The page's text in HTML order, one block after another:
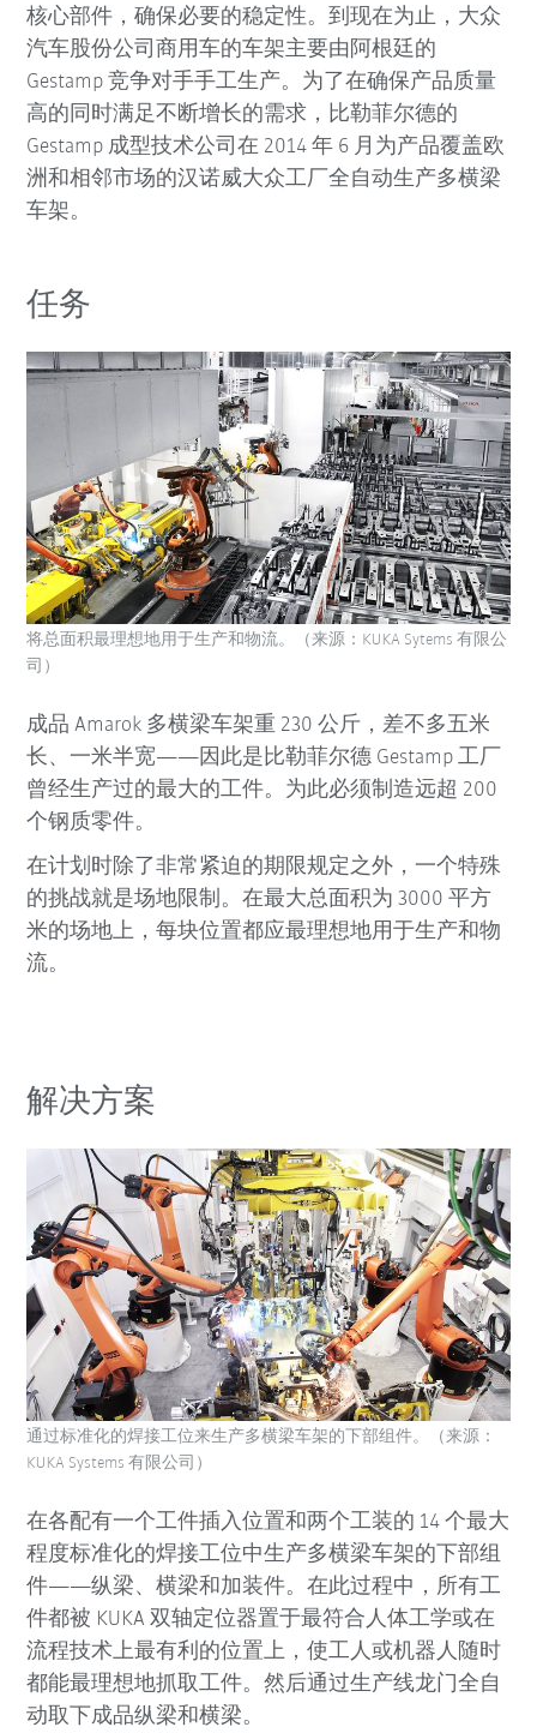
核心部件，确保必要的稳定性。到现在为止，大众
汽车股份公司商用车的车架主要由阿根廷的
Gestamp 竞争对手手工生产。为了在确保产品质量
高的同时满足不断增长的需求，比勒菲尔德的
Gestamp 成型技术公司在 2014 年 6 月为产品覆盖欧
洲和相邻市场的汉诺威大众工厂全自动生产多横梁
车架。
任务
成品 Amarok 多横梁车架重 230 公斤，差不多五米
长、一米半宽——因此是比勒菲尔德 Gestamp 工厂
曾经生产过的最大的工件。为此必须制造远超 200
个钢质零件。
在计划时除了非常紧迫的期限规定之外，一个特殊
的挑战就是场地限制。在最大总面积为 3000 平方
米的场地上，每块位置都应最理想地用于生产和物
流。
将总面积最理想地用于生产和物流。（来源：KUKA Sytems 有限公
司）
解决方案
在各配有一个工件插入位置和两个工装的 14 个最大
程度标准化的焊接工位中生产多横梁车架的下部组
件——纵梁、横梁和加装件。在此过程中，所有工
件都被 KUKA 双轴定位器置于最符合人体工学或在
流程技术上最有利的位置上，使工人或机器人随时
都能最理想地抓取工件。然后通过生产线龙门全自
动取下成品纵梁和横梁。
通过标准化的焊接工位来生产多横梁车架的下部组件。（来源：
KUKA Systems 有限公司）